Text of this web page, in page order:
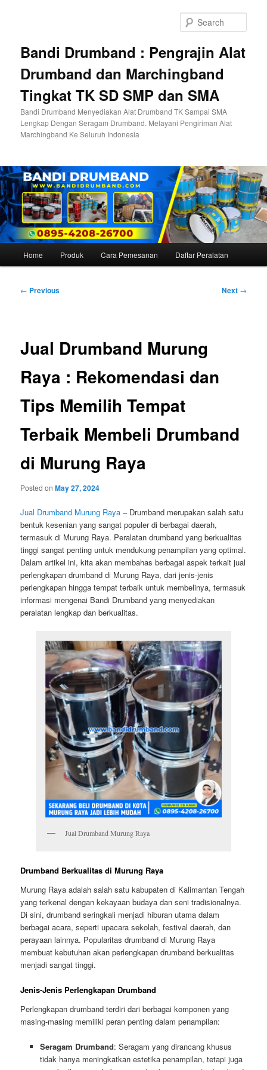
Bandi Drumband : Pengrajin Alat
Drumband dan Marchingband
Tingkat TK SD SMP dan SMA
Bandi Drumband Menyediakan Alat Drumband TK Sampai SMA
Lengkap Dengan Seragam Drumband. Melayani Pengiriman Alat
Marchingband Ke Seluruh Indonesia
Home Produk Cara Pemesanan Daftar Peralatan
Post
← Previous Next →
Jual Drumband Murung
Raya : Rekomendasi dan
Tips Memilih Tempat
Terbaik Membeli Drumband
di Murung Raya
Posted onMay 27, 2024
Jual Drumband Murung Raya – Drumband merupakan salah satu
bentuk kesenian yang sangat populer di berbagai daerah,
termasuk di Murung Raya. Peralatan drumband yang berkualitas
tinggi sangat penting untuk mendukung penampilan yang optimal.
Dalam artikel ini, kita akan membahas berbagai aspek terkait jual
perlengkapan drumband di Murung Raya, dari jenis-jenis
perlengkapan hingga tempat terbaik untuk membelinya, termasuk
informasi mengenai Bandi Drumband yang menyediakan
peralatan lengkap dan berkualitas.
Jual Drumband Murung Raya
Drumband Berkualitas di Murung Raya
Murung Raya adalah salah satu kabupaten di Kalimantan Tengah
yang terkenal dengan kekayaan budaya dan seni tradisionalnya.
Di sini, drumband seringkali menjadi hiburan utama dalam
berbagai acara, seperti upacara sekolah, festival daerah, dan
perayaan lainnya. Popularitas drumband di Murung Raya
membuat kebutuhan akan perlengkapan drumband berkualitas
menjadi sangat tinggi.
Jenis-Jenis Perlengkapan Drumband
Perlengkapan drumband terdiri dari berbagai komponen yang
masing-masing memiliki peran penting dalam penampilan:
Seragam Drumband: Seragam yang dirancang khusus
tidak hanya meningkatkan estetika penampilan, tetapi juga